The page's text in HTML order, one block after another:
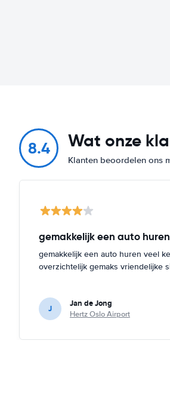
8.4 Wat onze
Klanten beoordelen ons
gemakkelijk een auto
gemakkelijk een auto huren veel
overzichtelijk gemaks vriendelijke
J Jan de Jong
Hertz Oslo Airport